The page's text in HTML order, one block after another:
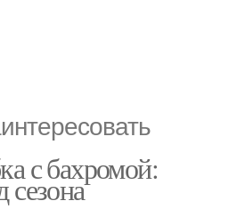
с бахромой: